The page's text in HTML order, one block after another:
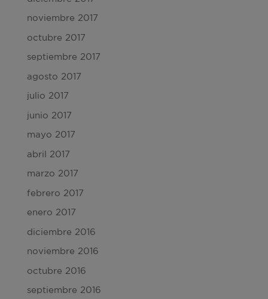
noviembre 2017
octubre 2017
septiembre 2017
agosto 2017
julio 2017
junio 2017
mayo 2017
abril 2017
marzo 2017
febrero 2017
enero 2017
diciembre 2016
noviembre 2016
octubre 2016
septiembre 2016